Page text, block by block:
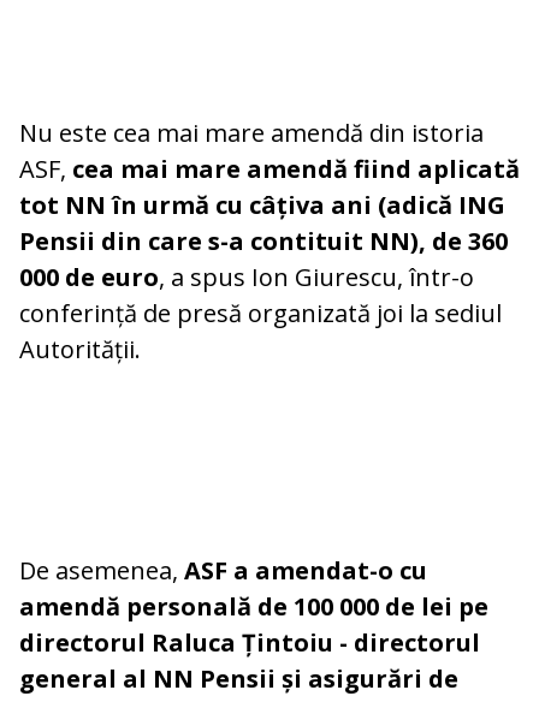
Nu este cea mai mare amendă din istoria
ASF, cea mai mare amendă fiind aplicată
tot NN în urmă cu câțiva ani (adică ING
Pensii din care s-a contituit NN), de 360
000 de euro, a spus Ion Giurescu, într-o
conferință de presă organizată joi la sediul
Autorității.
De asemenea, ASF a amendat-o cu
amendă personală de 100 000 de lei pe
directorul Raluca Țintoiu - directorul
general al NN Pensii și asigurări de